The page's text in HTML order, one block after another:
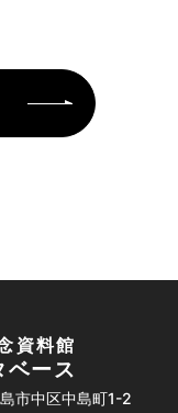
資料館
ベース
市中区中島町1-2